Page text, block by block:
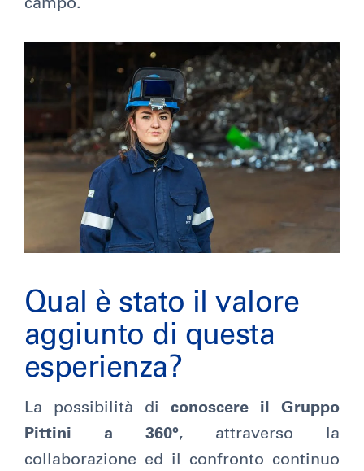
campo.
Qual è stato il valore
aggiunto di questa
esperienza?
La possibilità di conoscere il Gruppo
Pittini a 360°, attraverso la
collaborazione ed il confronto continuo